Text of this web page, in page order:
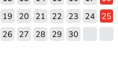
19
20 21 22 23 24
25
26
27 28 29 30